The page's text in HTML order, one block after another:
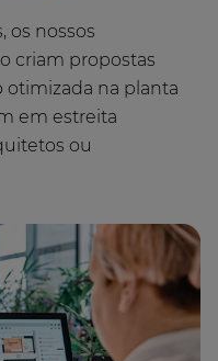
os nossos
criam propostas
otimizada na planta
em estreita
ou